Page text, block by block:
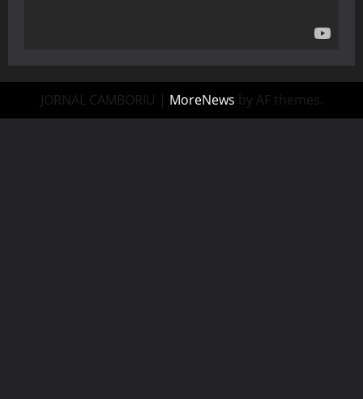
JORNAL CAMBORIU | MoreNews by AF themes.